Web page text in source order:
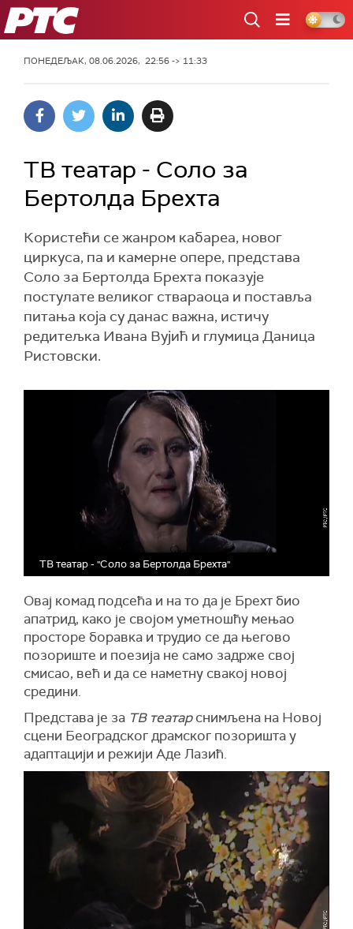
РТС
ПОНЕДЕЉАК, 08.06.2026, 22:56 -> 11:33
ТВ театар - Соло за
Бертолда Брехта
Користећи се жанром кабареа, новог
циркуса, па и камерне опере, представа
Соло за Бертолда Брехта показује
постулате великог ствараоца и поставља
питања која су данас важна, истичу
редитељка Ивана Вујић и глумица Даница
Ристовски.
ТВ театар - "Соло за Бертолда Брехта"
Овај комад подсећа и на то да је Брехт био
апатрид, како је својом уметношћу мењао
просторе боравка и трудио се да његово
позориште и поезија не само задрже свој
смисао, већ и да се наметну свакој новој
средини.
Представа је за ТВ театарснимљена на Новој
сцени Београдског драмског позоришта у
адаптацији и режији Аде Лазић.